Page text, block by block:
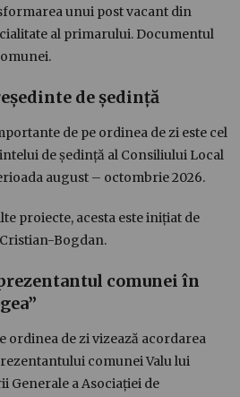
unui post vacant din
al primarului. Documentul
de ședință
de pe ordinea de zi este cel
de ședință al Consiliului Local
august – octombrie 2026.
proiecte, acesta este inițiat de
Bogdan.
comunei în
ordinea de zi vizează acordarea
comunei Valu lui
Generale a Asociației de